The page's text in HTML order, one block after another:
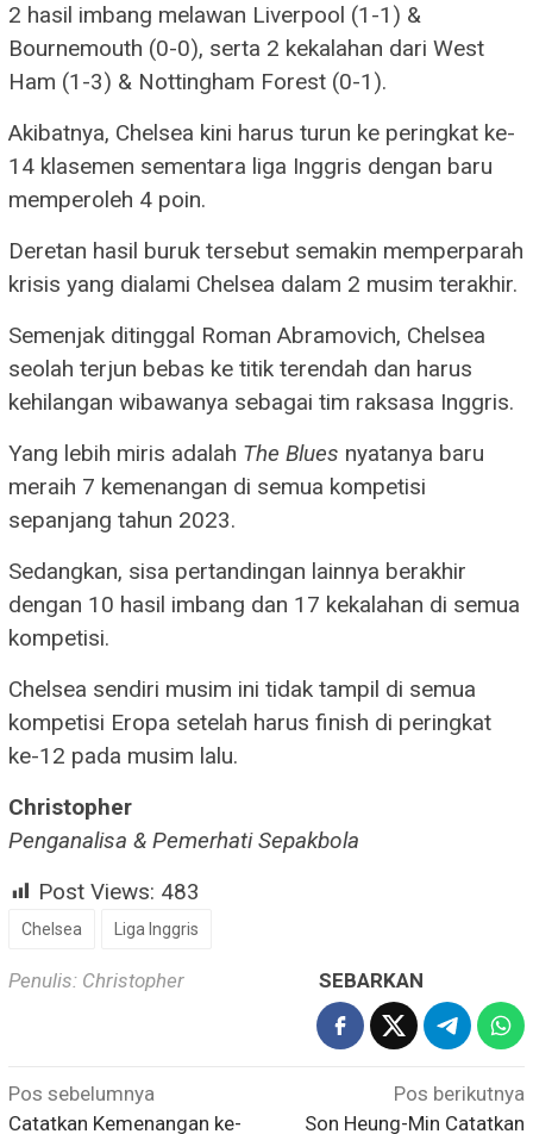
2 hasil imbang melawan Liverpool (1-1) &
Bournemouth (0-0), serta 2 kekalahan dari West
Ham (1-3) & Nottingham Forest (0-1).
Akibatnya, Chelsea kini harus turun ke peringkat ke-
14 klasemen sementara liga Inggris dengan baru
memperoleh 4 poin.
Deretan hasil buruk tersebut semakin memperparah
krisis yang dialami Chelsea dalam 2 musim terakhir.
Semenjak ditinggal Roman Abramovich, Chelsea
seolah terjun bebas ke titik terendah dan harus
kehilangan wibawanya sebagai tim raksasa Inggris.
Yang lebih miris adalah The Blues nyatanya baru
meraih 7 kemenangan di semua kompetisi
sepanjang tahun 2023.
Sedangkan, sisa pertandingan lainnya berakhir
dengan 10 hasil imbang dan 17 kekalahan di semua
kompetisi.
Chelsea sendiri musim ini tidak tampil di semua
kompetisi Eropa setelah harus finish di peringkat
ke-12 pada musim lalu.
Christopher
Penganalisa & Pemerhati Sepakbola
Post Views: 483
Chelsea Liga Inggris
Penulis: Christopher SEBARKAN
Navigasi
pos
Pos sebelumnya
Catatkan Kemenangan ke-
Pos berikutnya
Son Heung-Min Catatkan